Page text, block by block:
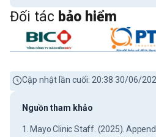
Đối tác bảo hiểm
Cập nhật lần cuối: 20:38 30/06/
Nguồn tham khảo
1. Mayo Clinic Staff. (2025).